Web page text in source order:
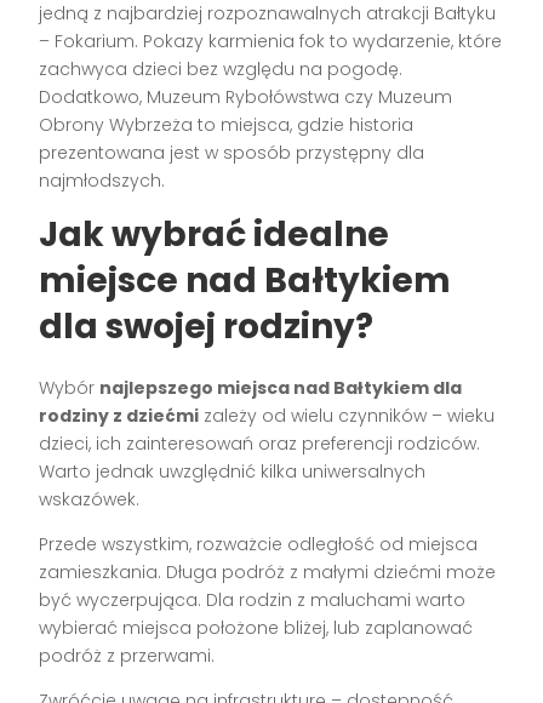
jedną z najbardziej rozpoznawalnych atrakcji Bałtyku
– Fokarium. Pokazy karmienia fok to wydarzenie, które
zachwyca dzieci bez względu na pogodę.
Dodatkowo, Muzeum Rybołówstwa czy Muzeum
Obrony Wybrzeża to miejsca, gdzie historia
prezentowana jest w sposób przystępny dla
najmłodszych.
Jak wybrać idealne
miejsce nad Bałtykiem
dla swojej rodziny?
Wybór najlepszego miejsca nad Bałtykiem dla
rodziny z dziećmi zależy od wielu czynników – wieku
dzieci, ich zainteresowań oraz preferencji rodziców.
Warto jednak uwzględnić kilka uniwersalnych
wskazówek.
Przede wszystkim, rozważcie odległość od miejsca
zamieszkania. Długa podróż z małymi dziećmi może
być wyczerpująca. Dla rodzin z maluchami warto
wybierać miejsca położone bliżej, lub zaplanować
podróż z przerwami.